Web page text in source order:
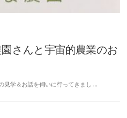
さんと宇宙的農業のお
見学＆お話を伺いに行ってきまし …